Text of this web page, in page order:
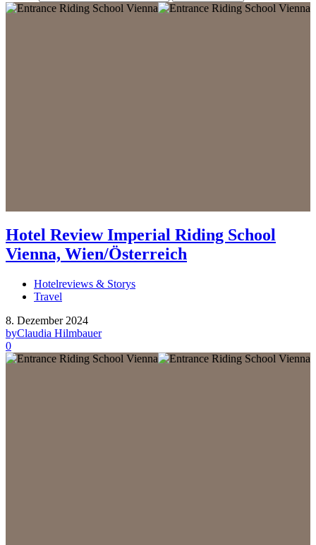
Hotel Review Imperial Riding School
Vienna, Wien/Österreich
Hotelreviews & Storys
Travel
8. Dezember 2024
byClaudia Hilmbauer
0